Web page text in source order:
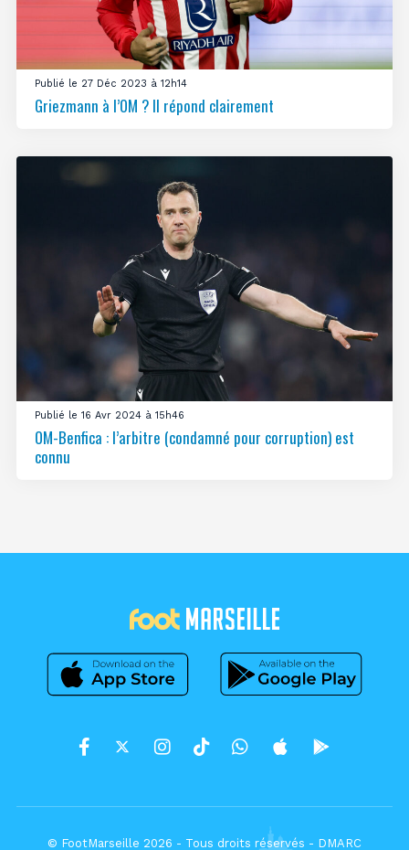
Publié le 27 Déc 2023 à 12h14
Griezmann à l’OM ? Il répond clairement
Publié le 16 Avr 2024 à 15h46
OM-Benfica : l’arbitre (condamné pour corruption) est
connu
© FootMarseille 2026 - Tous droits réservés - DMARC